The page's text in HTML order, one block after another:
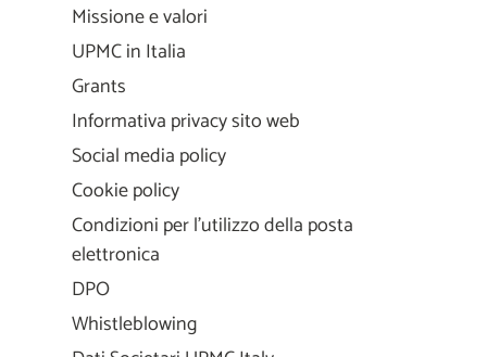
Missione e valori
UPMC in Italia
Grants
Informativa privacy sito web
Social media policy
Cookie policy
Condizioni per l'utilizzo della posta
elettronica
DPO
Whistleblowing